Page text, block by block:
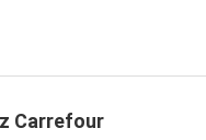
Carrefour